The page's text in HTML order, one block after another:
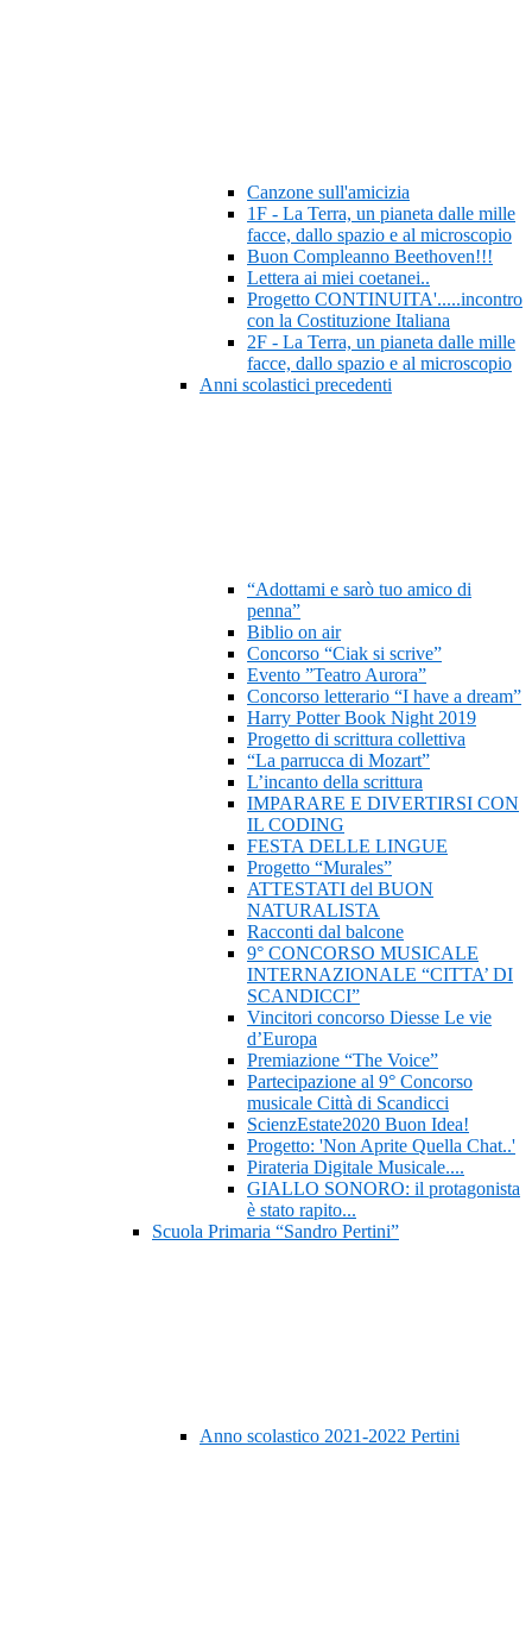
Canzone sull'amicizia
1F - La Terra, un pianeta dalle mille
facce, dallo spazio e al microscopio
Buon Compleanno Beethoven!!!
Lettera ai miei coetanei..
Progetto CONTINUITA'.....incontro
con la Costituzione Italiana
2F - La Terra, un pianeta dalle mille
facce, dallo spazio e al microscopio
Anni scolastici precedenti
“Adottami e sarò tuo amico di
penna”
Biblio on air
Concorso “Ciak si scrive”
Evento ”Teatro Aurora”
Concorso letterario “I have a dream”
Harry Potter Book Night 2019
Progetto di scrittura collettiva
“La parrucca di Mozart”
L’incanto della scrittura
IMPARARE E DIVERTIRSI CON
IL CODING
FESTA DELLE LINGUE
Progetto “Murales”
ATTESTATI del BUON
NATURALISTA
Racconti dal balcone
9° CONCORSO MUSICALE
INTERNAZIONALE “CITTA’ DI
SCANDICCI”
Vincitori concorso Diesse Le vie
d’Europa
Premiazione “The Voice”
Partecipazione al 9° Concorso
musicale Città di Scandicci
ScienzEstate2020 Buon Idea!
Progetto: 'Non Aprite Quella Chat..'
Pirateria Digitale Musicale....
GIALLO SONORO: il protagonista
è stato rapito...
Scuola Primaria “Sandro Pertini”
Anno scolastico 2021-2022 Pertini